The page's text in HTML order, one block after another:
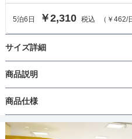
5泊6 日 ￥2,310 税込 （ ￥462/
サイズ詳細
ショールのサイズ
商品説明
華やかな刺繍をあしらったシンプ
フリーサイズなので、どんなドレスやサイズの方でも合わせること
ができます。
商品仕様